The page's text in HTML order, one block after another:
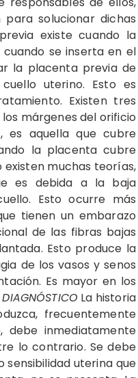
solucionar dichas
existe cuando la
se inserta en el
la placenta previa de
uterino. Esto es
Existen tres
márgenes del orificio
es aquella que cubre
la placenta cubre
existen muchas teorías,
es debida a la baja
Esto ocurre más
tienen un embarazo
de las fibras bajas
Esto produce la
de los vasos y senos
Es mayor en los
DIAGNÓSTICO La historia
frecuentemente
inmediatamente
lo contrario. Se debe
sensibilidad uterina que